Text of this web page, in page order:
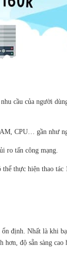
cầu của người
CPU… gần như
ro tấn công mạng.
thực hiện thao tác
định. Nhất là khi
độ sẵn sàng